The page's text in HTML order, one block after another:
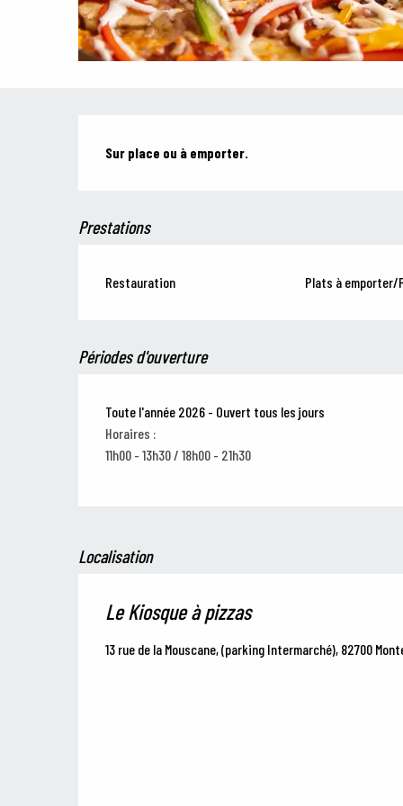
Sur place ou à emporter.
Prestations
Restauration Plats à
Périodes d'ouverture
Toute l'année 2026 - Ouvert tous les jours
Horaires :
11h00 - 13h30 / 18h00 - 21h30
Localisation
Le Kiosque à pizzas
13 rue de la Mouscane, (parking Intermarché), 82700